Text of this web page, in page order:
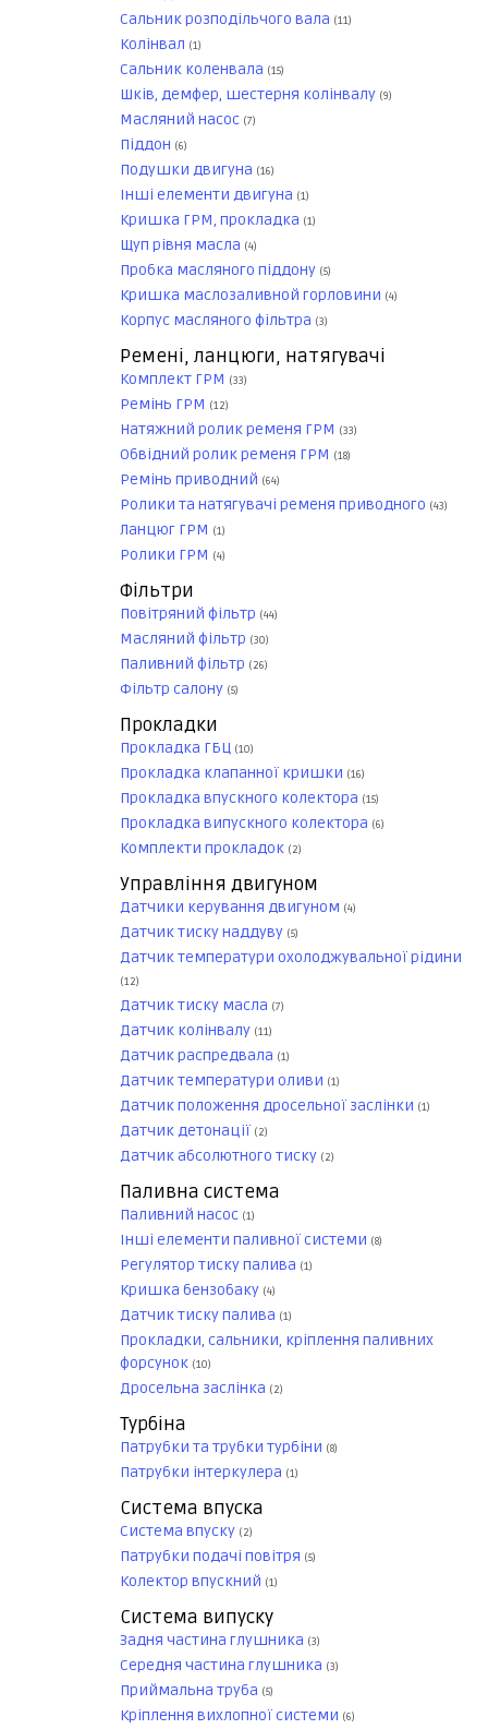
Сальник розподільчого вала (11)
Колінвал (1)
Сальник коленвала (15)
Шків, демфер, шестерня колінвалу (9)
Масляний насос (7)
Піддон (6)
Подушки двигуна (16)
Інші елементи двигуна (1)
Кришка ГРМ, прокладка (1)
Щуп рівня масла (4)
Пробка масляного піддону (5)
Кришка маслозаливной горловини (4)
Корпус масляного фільтра (3)
Ремені, ланцюги, натягувачі
Комплект ГРМ (33)
Ремінь ГРМ (12)
Натяжний ролик ременя ГРМ (33)
Обвідний ролик ременя ГРМ (18)
Ремінь приводний (64)
Ролики та натягувачі ременя приводного (43)
Ланцюг ГРМ (1)
Ролики ГРМ (4)
Фільтри
Повітряний фільтр (44)
Масляний фільтр (30)
Паливний фільтр (26)
Фільтр салону (5)
Прокладки
Прокладка ГБЦ (10)
Прокладка клапанної кришки (16)
Прокладка впускного колектора (15)
Прокладка випускного колектора (6)
Комплекти прокладок (2)
Управління двигуном
Датчики керування двигуном (4)
Датчик тиску наддуву (5)
Датчик температури охолоджувальної рідини
(12)
Датчик тиску масла (7)
Датчик колінвалу (11)
Датчик распредвала (1)
Датчик температури оливи (1)
Датчик положення дросельної заслінки (1)
Датчик детонації (2)
Датчик абсолютного тиску (2)
Паливна система
Паливний насос (1)
Інші елементи паливної системи (8)
Регулятор тиску палива (1)
Кришка бензобаку (4)
Датчик тиску палива (1)
Прокладки, сальники, кріплення паливних
форсунок (10)
Дросельна заслінка (2)
Турбіна
Патрубки та трубки турбіни (8)
Патрубки інтеркулера (1)
Система впуска
Система впуску (2)
Патрубки подачі повітря (5)
Колектор впускний (1)
Система випуску
Задня частина глушника (3)
Середня частина глушника (3)
Приймальна труба (5)
Кріплення вихлопної системи (6)